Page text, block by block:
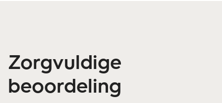
Zorgvuldige
beoordeling